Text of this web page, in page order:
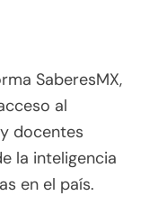
SaberesMX,
al
docentes
la inteligencia
en el país.